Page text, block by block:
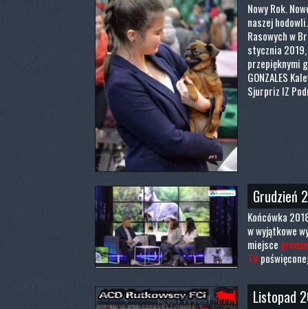
Nowy Rok.
naszej
Rasowych w
stycznia
przepięknymi
GONZALES
Sjurpriz IZ
Grudzień
Końcówka
w wyjątkowe
miejsce
TV
Listopad